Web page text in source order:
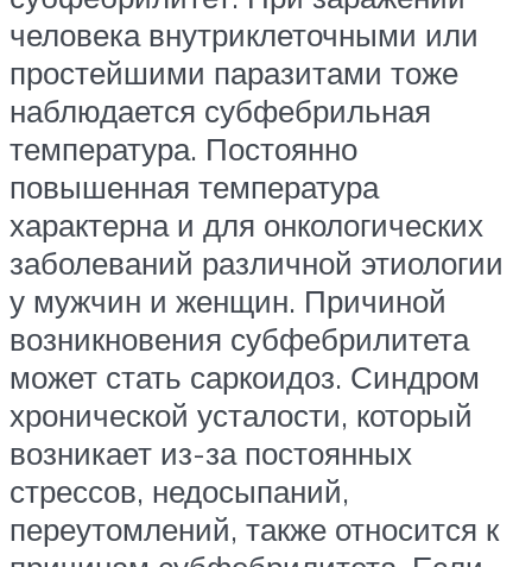
человека внутриклеточными или
простейшими паразитами тоже
наблюдается субфебрильная
температура. Постоянно
повышенная температура
характерна и для онкологических
заболеваний различной этиологии
у мужчин и женщин. Причиной
возникновения субфебрилитета
может стать саркоидоз. Синдром
хронической усталости, который
возникает из-за постоянных
стрессов, недосыпаний,
переутомлений, также относится к